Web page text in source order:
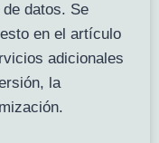
datos. Se
en el artículo
adicionales
la